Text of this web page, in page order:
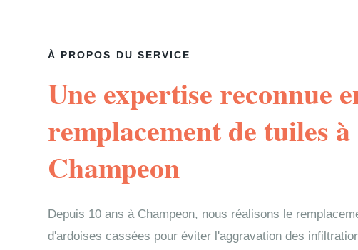
À PROPOS DU SERVICE
Une expertise reconnue
remplacement de tuiles à
Champeon
Depuis 10 ans à Champeon, nous réalisons le
d'ardoises cassées pour éviter l'aggravation des